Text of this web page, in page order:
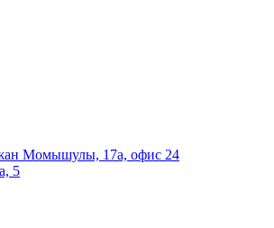
Момышулы, 17а, офис 24
5